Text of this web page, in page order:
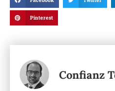
Pinterest
Confianz